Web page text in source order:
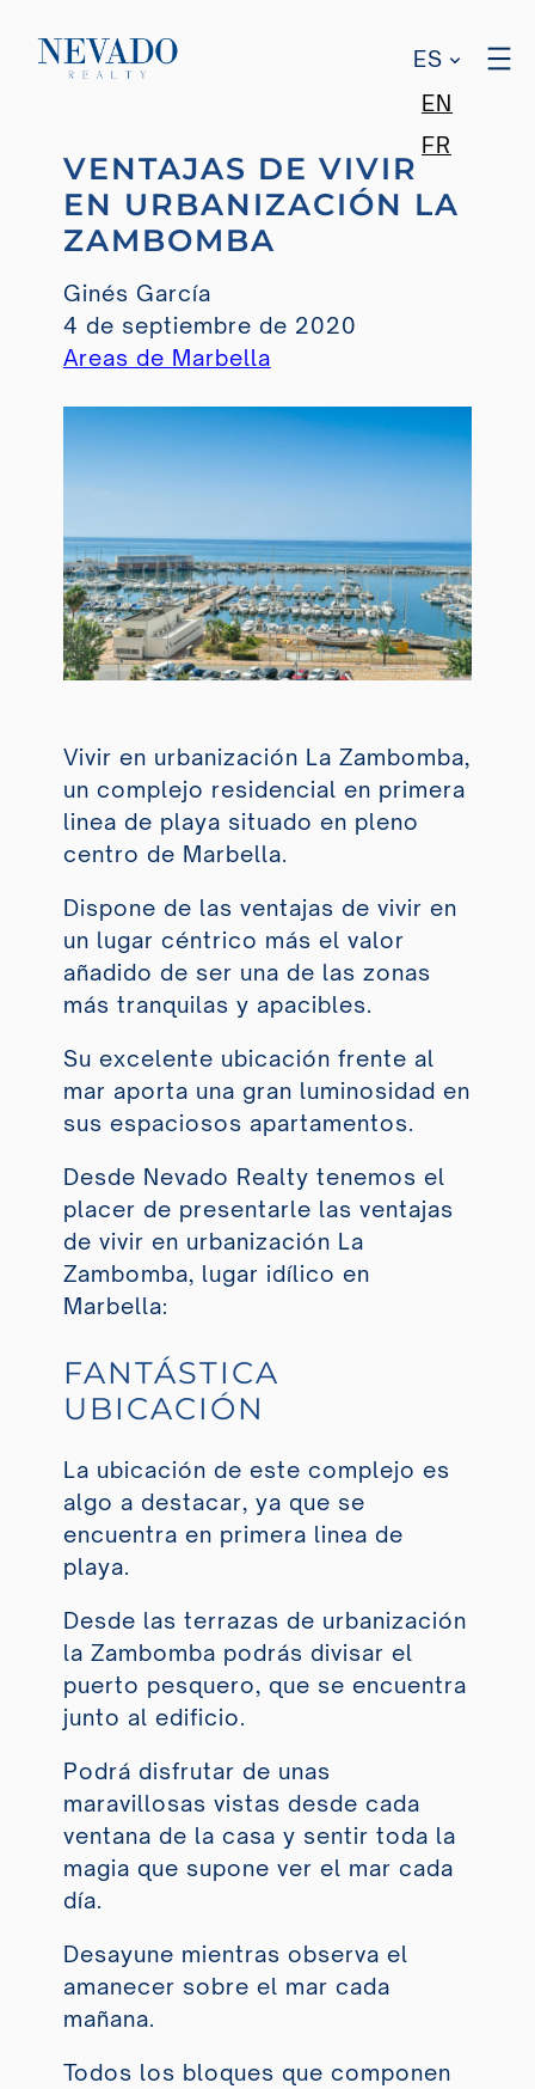
contenido
ES
EN
FR
VENTAJAS DE VIVIR
EN URBANIZACIÓN LA
ZAMBOMBA
Ginés García
4 de septiembre de 2020
Areas de Marbella
Vivir en urbanización La Zambomba,
un complejo residencial en primera
linea de playa situado en pleno
centro de Marbella.
Dispone de las ventajas de vivir en
un lugar céntrico más el valor
añadido de ser una de las zonas
más tranquilas y apacibles.
Su excelente ubicación frente al
mar aporta una gran luminosidad en
sus espaciosos apartamentos.
Desde Nevado Realty tenemos el
placer de presentarle las ventajas
de vivir en urbanización La
Zambomba, lugar idílico en
Marbella:
FANTÁSTICA
UBICACIÓN
La ubicación de este complejo es
algo a destacar, ya que se
encuentra en primera linea de
playa.
Desde las terrazas de urbanización
la Zambomba podrás divisar el
puerto pesquero, que se encuentra
junto al edificio.
Podrá disfrutar de unas
maravillosas vistas desde cada
ventana de la casa y sentir toda la
magia que supone ver el mar cada
día.
Desayune mientras observa el
amanecer sobre el mar cada
mañana.
Todos los bloques que componen